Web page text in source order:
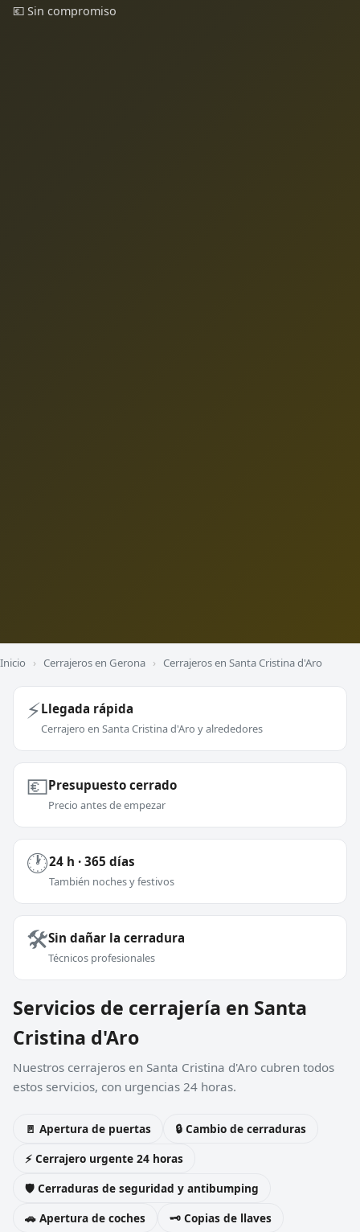
💶 Sin compromiso
Inicio › Cerrajeros en Gerona › Cerrajeros en Santa Cristina d'Aro
⚡Llegada rápida
Cerrajero en Santa Cristina d'Aro y alrededores
💶Presupuesto cerrado
Precio antes de empezar
🕐24 h · 365 días
También noches y festivos
🛠️Sin dañar la cerradura
Técnicos profesionales
Servicios de cerrajería en Santa
Cristina d'Aro
Nuestros cerrajeros en Santa Cristina d'Aro cubren todos
estos servicios, con urgencias 24 horas.
🚪 Apertura de puertas
🔒 Cambio de cerraduras
⚡ Cerrajero urgente 24 horas
🛡️ Cerraduras de seguridad y antibumping
🚗 Apertura de coches
🗝️ Copias de llaves